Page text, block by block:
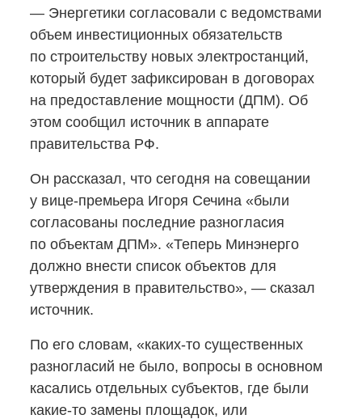
— Энергетики согласовали с ведомствами
объем инвестиционных обязательств
по строительству новых электростанций,
который будет зафиксирован в договорах
на предоставление мощности (ДПМ). Об
этом сообщил источник в аппарате
правительства РФ.
Он рассказал, что сегодня на совещании
у вице-премьера Игоря Сечина «были
согласованы последние разногласия
по объектам ДПМ». «Теперь Минэнерго
должно внести список объектов для
утверждения в правительство», — сказал
источник.
По его словам, «каких-то существенных
разногласий не было, вопросы в основном
касались отдельных субъектов, где были
какие-то замены площадок, или